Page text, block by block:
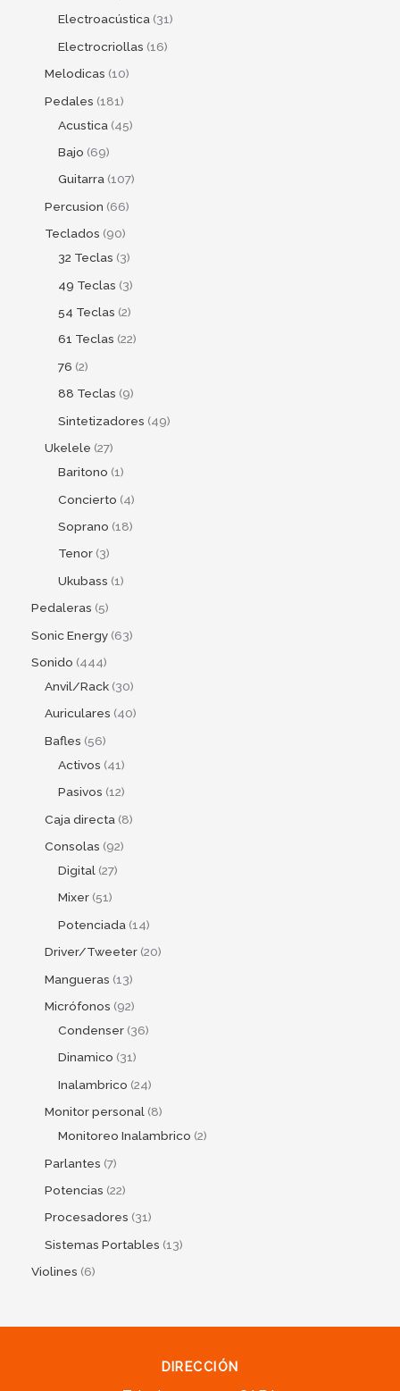
Electroacústica 31
Electrocriollas 16
Melodicas 10
Pedales 181
Acustica 45
Bajo 69
Guitarra 107
Percusion 66
Teclados 90
32 Teclas 3
49 Teclas 3
54 Teclas 2
61 Teclas 22
76 2
88 Teclas 9
Sintetizadores 49
Ukelele 27
Baritono 1
Concierto 4
Soprano 18
Tenor 3
Ukubass 1
Pedaleras 5
Sonic Energy 63
Sonido 444
Anvil/Rack 30
Auriculares 40
Bafles 56
Activos 41
Pasivos 12
Caja directa 8
Consolas 92
Digital 27
Mixer 51
Potenciada 14
Driver/Tweeter 20
Mangueras 13
Micrófonos 92
Condenser 36
Dinamico 31
Inalambrico 24
Monitor personal 8
Monitoreo Inalambrico 2
Parlantes 7
Potencias 22
Procesadores 31
Sistemas Portables 13
Violines 6
DIRECCIÓN